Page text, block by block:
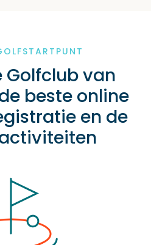
Golfclub van
beste online
en de